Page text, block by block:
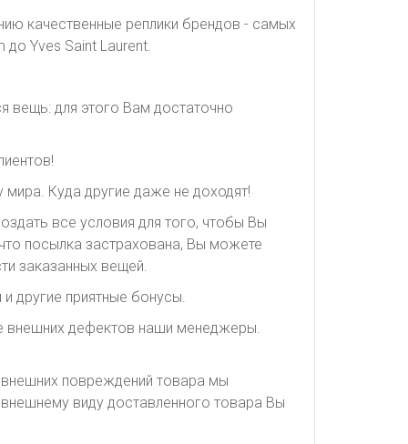
качественные реплики брендов - самых
до Yves Saint Laurent.
вещь: для этого Вам достаточно
Куда другие даже не доходят!
все условия для того, чтобы Вы
посылка застрахована, Вы можете
заказанных вещей.
другие приятные бонусы.
внешних дефектов наши менеджеры.
внешних повреждений товара мы
виду доставленного товара Вы